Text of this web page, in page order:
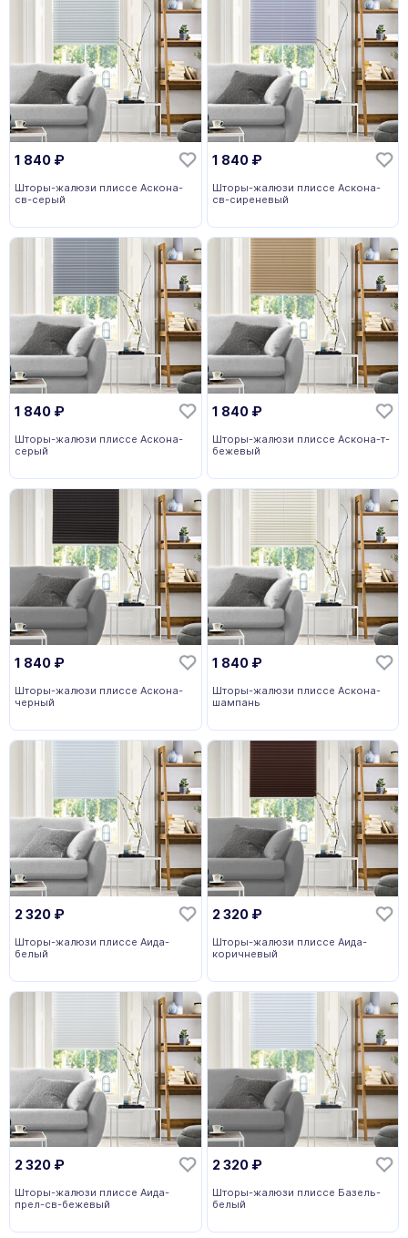
1 840 ₽
Шторы-жалюзи плиссе Аскона-
св-серый
1 840 ₽
Шторы-жалюзи плиссе Аскона-
св-сиреневый
1 840 ₽
Шторы-жалюзи плиссе Аскона-
серый
1 840 ₽
Шторы-жалюзи плиссе Аскона-т-
бежевый
1 840 ₽
Шторы-жалюзи плиссе Аскона-
черный
1 840 ₽
Шторы-жалюзи плиссе Аскона-
шампань
2 320 ₽
Шторы-жалюзи плиссе Аида-
белый
2 320 ₽
Шторы-жалюзи плиссе Аида-
коричневый
2 320 ₽
Шторы-жалюзи плиссе Аида-
прел-св-бежевый
2 320 ₽
Шторы-жалюзи плиссе Базель-
белый